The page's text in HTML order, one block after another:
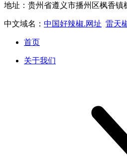
地址：贵州省遵义市播州区枫香镇
中文域名： 中国好辣椒.网址 雷天
首页
关于我们